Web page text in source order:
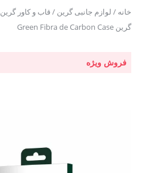
خانه / لوازم جانبی گرین /قاب و کاور گرین
گرین Green Fibra de Carbon Case
فروش ویژه